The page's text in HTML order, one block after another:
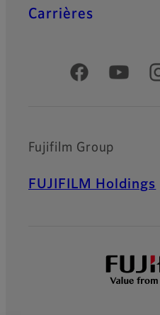
Carrières
Comptes officiels
Fujifilm Group
FUJIFILM Holdings